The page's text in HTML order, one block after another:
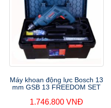
Máy khoan động lực Bosch 13
mm GSB 13 FREEDOM SET
1.746.800 VNĐ